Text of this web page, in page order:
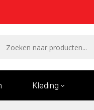
Kleding